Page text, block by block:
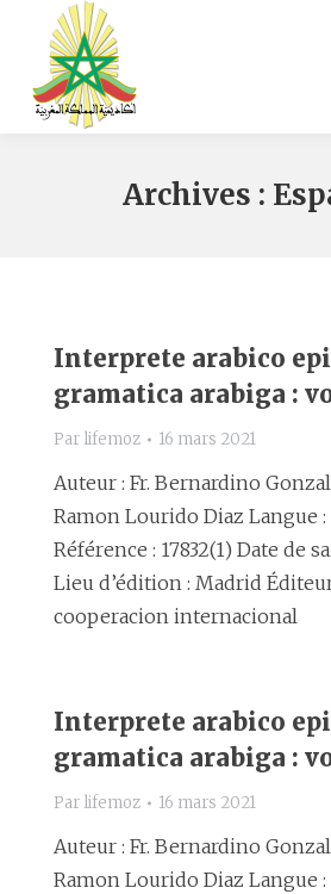
Archives :
Interprete arabico
gramatica arabiga :
Par lifemoz 16 mars 2021
Auteur : Fr. Bernardino
Ramon Lourido Diaz Langue :
Référence : 17832(1) Date de
Lieu d’édition : Madrid
cooperacion internacional
Interprete arabico
gramatica arabiga :
Par lifemoz 16 mars 2021
Auteur : Fr. Bernardino
Ramon Lourido Diaz Langue :